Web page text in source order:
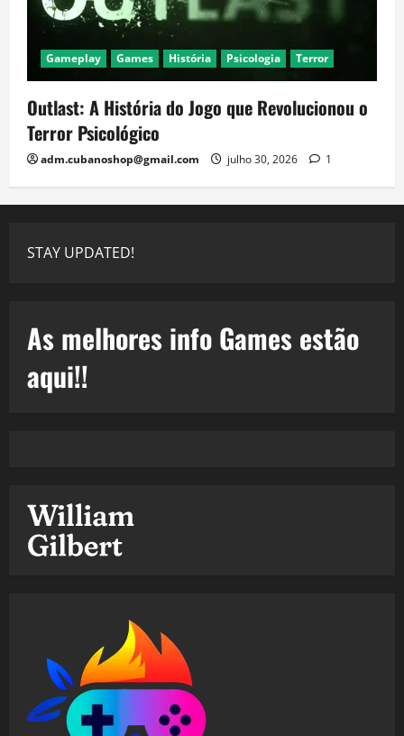
Gameplay Games História Psicologia Terror
Outlast: A História do Jogo que Revolucionou o
Terror Psicológico
adm.cubanoshop@gmail.com julho 30, 2026 1
STAY UPDATED!
As melhores info Games estão
aqui!!